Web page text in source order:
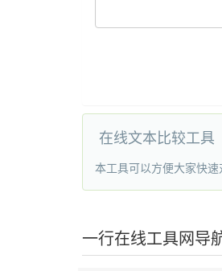
在线文本比较工具
本工具可以方便大家快
一行在线工具网导